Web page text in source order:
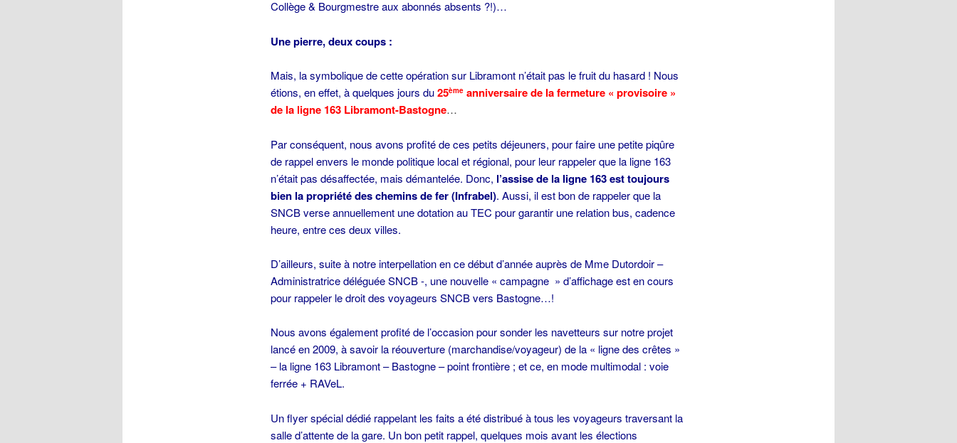
Collège & Bourgmestre aux abonnés absents ?!)…
Une pierre, deux coups :
Mais, la symbolique de cette opération sur Libramont n’était pas le fruit du hasard ! Nous
étions, en effet, à quelques jours du25èmeanniversaire de la fermeture « provisoire »
de la ligne 163 Libramont-Bastogne…
Par conséquent, nous avons profité de ces petits déjeuners, pour faire une petite piqûre
de rappel envers le monde politique local et régional, pour leur rappeler que la ligne 163
n’était pas désaffectée, mais démantelée. Donc, l’assise de la ligne 163 est toujours
bien la propriété des chemins de fer (Infrabel). Aussi, il est bon de rappeler que la
SNCB verse annuellement une dotation au TEC pour garantir une relation bus, cadence
heure, entre ces deux villes.
D’ailleurs, suite à notre interpellation en ce début d’année auprès de Mme Dutordoir –
Administratrice déléguée SNCB -, une nouvelle « campagne » d’affichage est en cours
pour rappeler le droit des voyageurs SNCB vers Bastogne…!
Nous avons également profité de l’occasion pour sonder les navetteurs sur notre projet
lancé en 2009, à savoir la réouverture (marchandise/voyageur) de la « ligne des crêtes »
– la ligne 163 Libramont – Bastogne – point frontière ; et ce, en mode multimodal : voie
ferrée + RAVeL.
Un flyer spécial dédié rappelant les faits a été distribué à tous les voyageurs traversant la
salle d’attente de la gare. Un bon petit rappel, quelques mois avant les élections